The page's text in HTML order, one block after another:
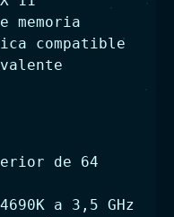
memoria
compatible
de 64
a 3,5 GHz